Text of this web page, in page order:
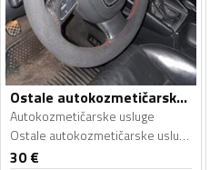
Ostale autokozmetičarske usluge - Autokozmetičarske usluge
Autokozmetičarske usluge
Ostale autokozmetičarske usluge
30€